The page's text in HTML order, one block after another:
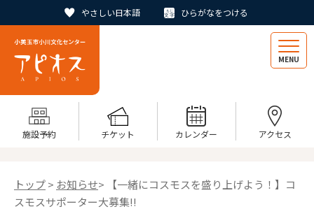
やさしい日本語 ひらがなをつける
MENU
施設予約 チケット カレンダー アクセス
トップ> お知らせ> 【一緒にコスモスを盛り上げよう！】コ
スモスサポーター大募集!!